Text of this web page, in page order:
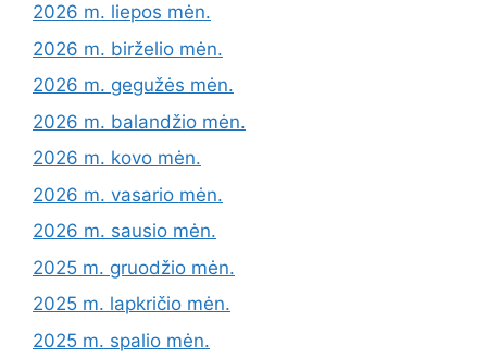
2026 m. liepos mėn.
2026 m. birželio mėn.
2026 m. gegužės mėn.
2026 m. balandžio mėn.
2026 m. kovo mėn.
2026 m. vasario mėn.
2026 m. sausio mėn.
2025 m. gruodžio mėn.
2025 m. lapkričio mėn.
2025 m. spalio mėn.